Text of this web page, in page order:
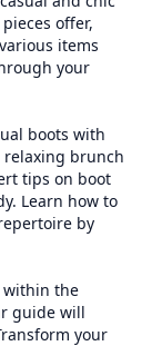
offer,
items
your
boots with
brunch
tips on boot
Learn how to
by
within the
guide will
your